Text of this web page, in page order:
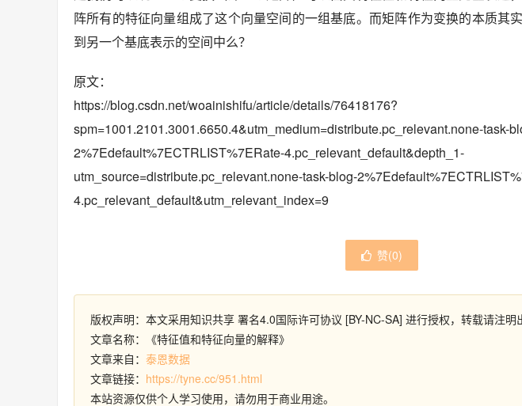
阵所有的特征向量组成了这个向量空间的一组基底。而矩阵作为变换的本质其
到另一个基底表示的空间中么？
原文：
https://blog.csdn.net/woainishifu/article/details/76418176?
spm=1001.2101.3001.6650.4&utm_medium=distribute.pc_relevant.none-task-
2%7Edefault%7ECTRLIST%7ERate-4.pc_relevant_default&depth_1-
utm_source=distribute.pc_relevant.none-task-blog-
4.pc_relevant_default&utm_relevant_index=9
赞(0)
版权声明：本文采用知识共享 署名4.0国际许可协议 [BY-NC-SA] 进行授权，转载请注明
文章名称：《特征值和特征向量的解释》
文章来自： 泰恩数据
文章链接： https://tyne.cc/951.html
本站资源仅供个人学习使用，请勿用于商业用途。